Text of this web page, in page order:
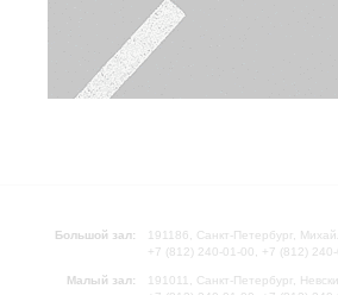
Большой зал:
191186, Санкт-Петербург,
+7 (812) 240-01-00, +7 (812)
Малый зал:
191011, Санкт-Петербург,